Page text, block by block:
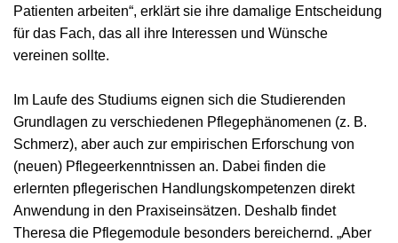
Patienten arbeiten“, erklärt sie ihre damalige Entscheidung
für das Fach, das all ihre Interessen und Wünsche
vereinen sollte.
Im Laufe des Studiums eignen sich die Studierenden
Grundlagen zu verschiedenen Pflegephänomenen (z. B.
Schmerz), aber auch zur empirischen Erforschung von
(neuen) Pflegeerkenntnissen an. Dabei finden die
erlernten pflegerischen Handlungskompetenzen direkt
Anwendung in den Praxiseinsätzen. Deshalb findet
Theresa die Pflegemodule besonders bereichernd. „Aber